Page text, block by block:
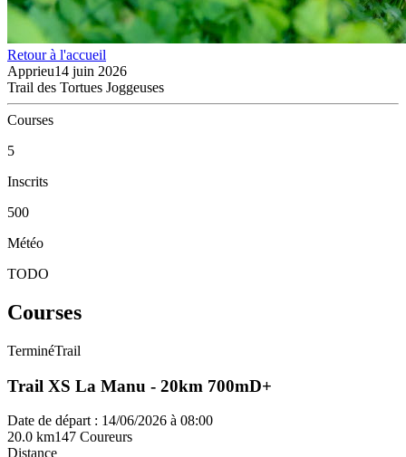
Retour à l'accueil
Apprieu14 juin 2026
Trail des Tortues Joggeuses
Courses
5
Inscrits
500
Météo
TODO
Courses
TerminéTrail
Trail XS La Manu - 20km 700mD+
Date de départ : 14/06/2026 à 08:00
20.0 km147 Coureurs
Distance